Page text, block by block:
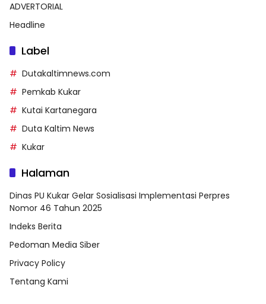
ADVERTORIAL
Headline
Label
Dutakaltimnews.com
Pemkab Kukar
Kutai Kartanegara
Duta Kaltim News
Kukar
Halaman
Dinas PU Kukar Gelar Sosialisasi Implementasi Perpres
Nomor 46 Tahun 2025
Indeks Berita
Pedoman Media Siber
Privacy Policy
Tentang Kami